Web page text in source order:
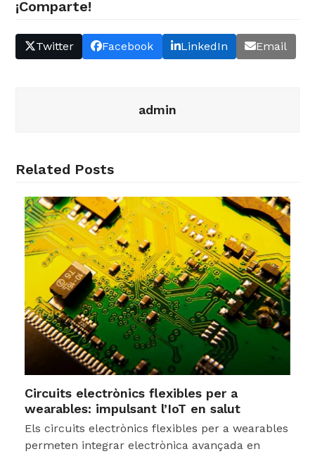
¡Comparte!
Twitter Facebook LinkedIn Email
admin
Related Posts
Circuits electrònics flexibles per a
wearables: impulsant l’IoT en salut
Els circuits electrònics flexibles per a wearables
permeten integrar electrònica avançada en